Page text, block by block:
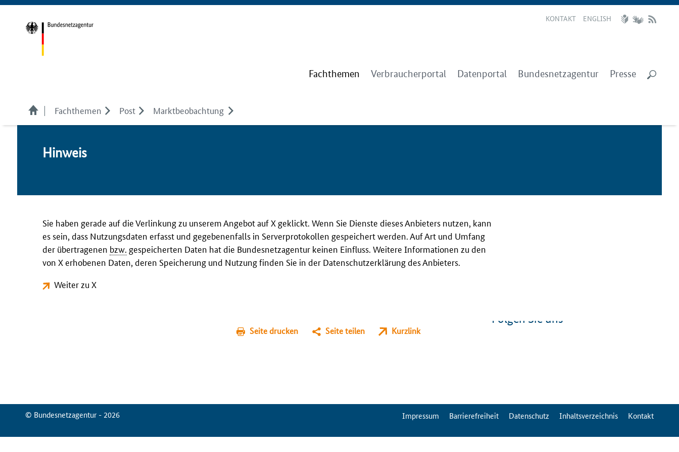
KONTAKT ENGLISH
Fachthemen Verbraucherportal Datenportal Bundesnetzagentur Presse
Fachthemen Post Marktbeobachtung
Hin­weis
Sie haben gerade auf die Verlinkung zu unserem Angebot auf X geklickt. Wenn Sie Dienste dieses Anbieters nutzen, kann
es sein, dass Nutzungsdaten erfasst und gegebenenfalls in Serverprotokollen gespeichert werden. Auf Art und Umfang
der übertragenen bzw. gespeicherten Daten hat die Bundesnetzagentur keinen Einfluss. Weitere Informationen zu den
von X erhobenen Daten, deren Speicherung und Nutzung finden Sie in der Datenschutzerklärung des Anbieters.
Weiter zu X
Seite drucken Seite teilen Kurzlink
Folgen Sie uns
© Bundesnetzagentur - 2026 ServiceMenuImpressum Barrierefreiheit Datenschutz Inhaltsverzeichnis Kontakt